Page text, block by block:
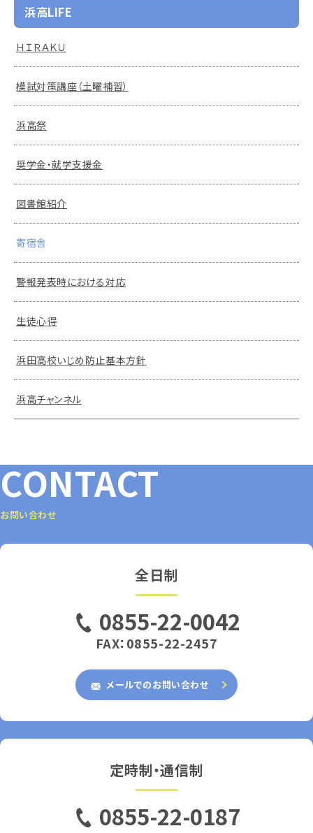
浜高LIFE
ＨＩＲＡＫＵ
模試対策講座（土曜補習）
浜高祭
奨学金・就学支援金
図書館紹介
寄宿舎
警報発表時における対応
生徒心得
浜田高校いじめ防止基本方針
浜高チャンネル
CONTACT
お問い合わせ
全日制
0855-22-0042
FAX：0855-22-2457
メールでのお問い合わせ
定時制・通信制
0855-22-0187